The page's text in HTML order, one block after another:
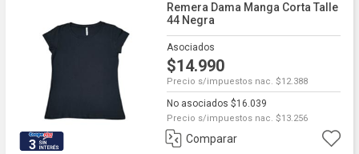
3
Remera Dama Manga Corta Talle
44 Negra
Asociados
$14.990
Precio s/impuestos nac. $12.388
No asociados $16.039
Precio s/impuestos nac. $13.256
Comparar